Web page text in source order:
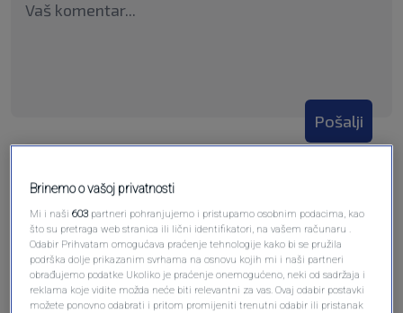
Pošalji
Pošalji komentar
Brinemo o vašoj privatnosti
Mi i naši603 partneri pohranjujemo i pristupamo osobnim podacima, kao
što su pretraga web stranica ili lični identifikatori, na vašem računaru .
Odabir Prihvatam omogućava praćenje tehnologije kako bi se pružila
podrška dolje prikazanim svrhama na osnovu kojih mi i naši partneri
obrađujemo podatke Ukoliko je praćenje onemogućeno, neki od sadržaja i
reklama koje vidite možda neće biti relevantni za vas. Ovaj odabir postavki
možete ponovno odabrati i pritom promijeniti trenutni odabir ili pristanak